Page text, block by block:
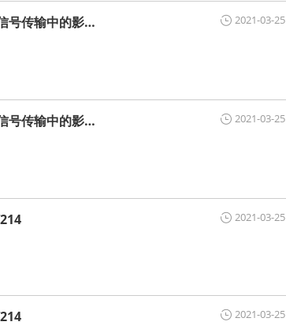
2021-03-25
号传输中的影响
2021-03-25
号传输中的影响
2021-03-25
2021-03-25